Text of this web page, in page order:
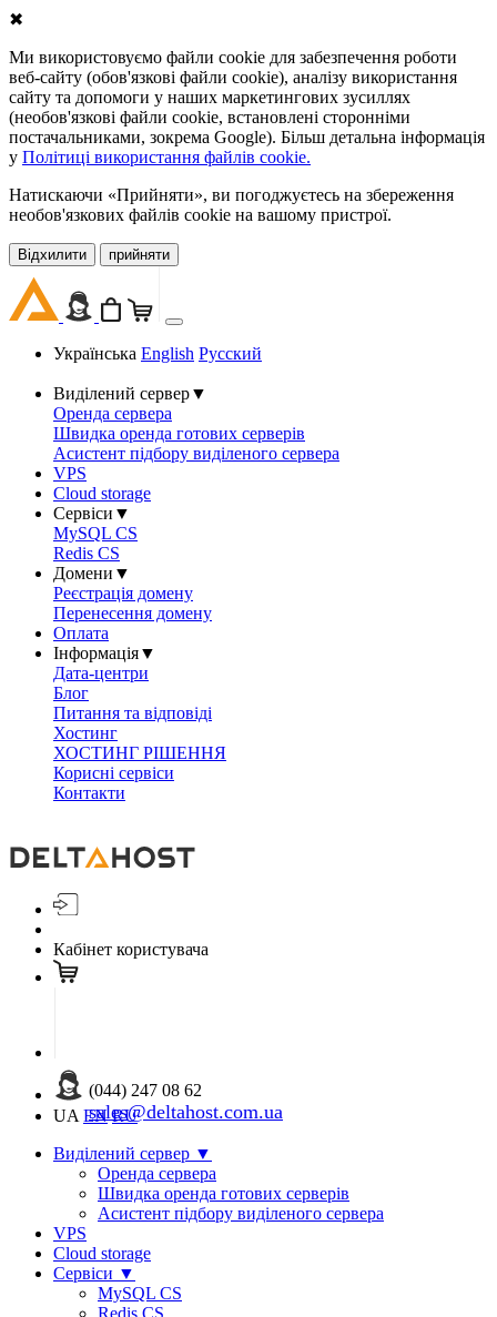
✖
Ми використовуємо файли cookie для забезпечення роботи
веб-сайту (обов'язкові файли cookie), аналізу використання
сайту та допомоги у наших маркетингових зусиллях
(необов'язкові файли cookie, встановлені сторонніми
постачальниками, зокрема Google). Більш детальна інформація
у Політиці використання файлів cookie.
Натискаючи «Прийняти», ви погоджуєтесь на збереження
необов'язкових файлів cookie на вашому пристрої.
Відхилити прийняти
Українська English Русский
Виділений сервер▼
Оренда сервера
Швидка оренда готових серверів
Асистент підбору виділеного сервера
VPS
Cloud storage
Сервіси ▼
MySQL CS
Redis CS
Домени ▼
Реєстрація домену
Перенесення домену
Оплата
Інформація▼
Дата-центри
Блог
Питання та відповіді
Хостинг
ХОСТИНГ РІШЕННЯ
Корисні сервіси
Контакти
Кабінет користувача
(044) 247 08 62
sales@deltahost.com.ua
UA EN RU
Виділений сервер ▼
Оренда сервера
Швидка оренда готових серверів
Асистент підбору виділеного сервера
VPS
Cloud storage
Сервіси ▼
MySQL CS
Redis CS